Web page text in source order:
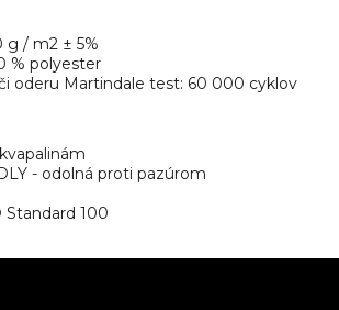
g / m2 ± 5%
% polyester
oderu Martindale test: 60 000 cyklov
- odolná proti pazúrom
Standard 100